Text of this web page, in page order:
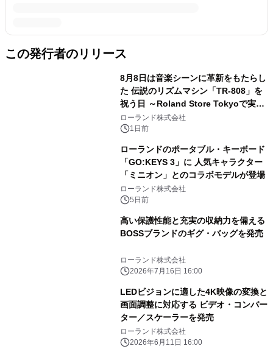
この発行者のリリース
8月8日は音楽シーンに革新をもたらし
た 伝説のリズムマシン「TR-808」を
祝う日 ～Roland Store Tokyoで実機
を展示しての 記念キャンペーンを開
催 英国ラジオ「NTS」の 特別プログ
アーティストを フィーチャーしたアニ
メーションを公開～
ローランド株式会社
1日前
ローランドのポータブル・キーボード
「GO:KEYS 3」に 人気キャラクター
「ミニオン」とのコラボモデルが登場
ローランド株式会社
5日前
高い保護性能と充実の収納力を備える
BOSSブランドのギグ・バッグを発売
ローランド株式会社
2026年7月16日 16:00
LEDビジョンに適した4K映像の変換と
画面調整に対応する ビデオ・コンバー
ター／スケーラーを発売
ローランド株式会社
2026年6月11日 16:00